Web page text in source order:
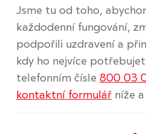
Jsme tu od toho,
každodenní fungování,
podpořili uzdravení a
kdy ho nejvíce
telefonním čísle 800 03
kontaktní formulářníže a